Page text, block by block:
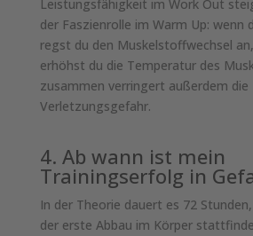
Leistungsfähigkeit im Work Out
der Faszienrolle im Warm Up: wenn
regst du den Muskelstoffwechsel
erhöhst du die Temperatur des
zusammen verringert außerdem die
Verletzungsgefahr.
4. Ab wann ist mein
Trainingserfolg in
In der Theorie dauert es 72
der erste Abbau im Körper